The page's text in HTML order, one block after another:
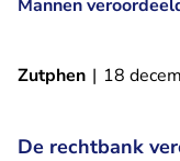
Mannen
Zutphen | 18
De rechtbank